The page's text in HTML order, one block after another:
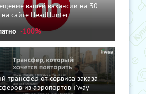
вашей вакансии на 30
сайте HeadHunter
-100%
трансфер от сервиса заказа
из аэропортов i'way